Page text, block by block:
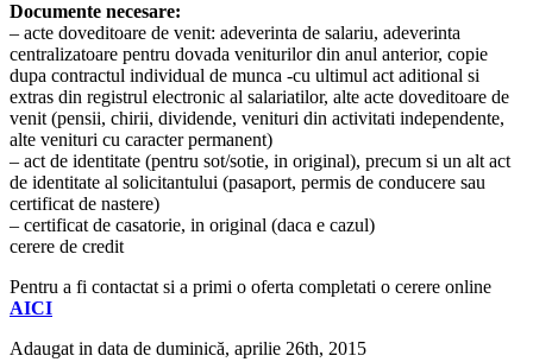
Documente necesare:
– acte doveditoare de venit: adeverinta de salariu, adeverinta
centralizatoare pentru dovada veniturilor din anul anterior, copie
dupa contractul individual de munca -cu ultimul act aditional si
extras din registrul electronic al salariatilor, alte acte doveditoare de
venit (pensii, chirii, dividende, venituri din activitati independente,
alte venituri cu caracter permanent)
– act de identitate (pentru sot/sotie, in original), precum si un alt act
de identitate al solicitantului (pasaport, permis de conducere sau
certificat de nastere)
– certificat de casatorie, in original (daca e cazul)
cerere de credit
Pentru a fi contactat si a primi o oferta completati o cerere online
AICI
Adaugat in data de duminică, aprilie 26th, 2015